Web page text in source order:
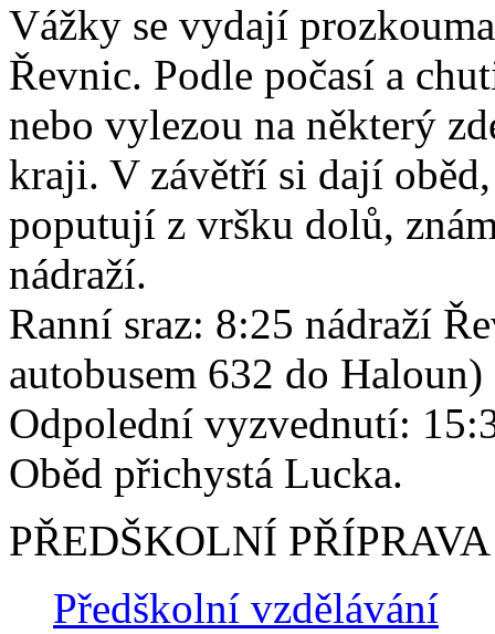
Vážky se vydají
Řevnic. Podle počasí a
nebo vylezou na některý
kraji. V závětří si dají
poputují z vršku dolů,
nádraží.
Ranní sraz: 8:25 nádraží
autobusem 632 do Haloun)
Odpolední vyzvednutí:
Oběd přichystá Lucka.
PŘEDŠKOLNÍ
Předškolní vzdělávání